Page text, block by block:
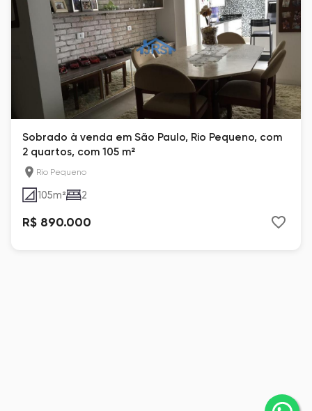
Sobrado à venda em São Paulo, Rio Pequeno, com
2 quartos, com 105 m²
Rio Pequeno
105m² 2
R$ 890.000